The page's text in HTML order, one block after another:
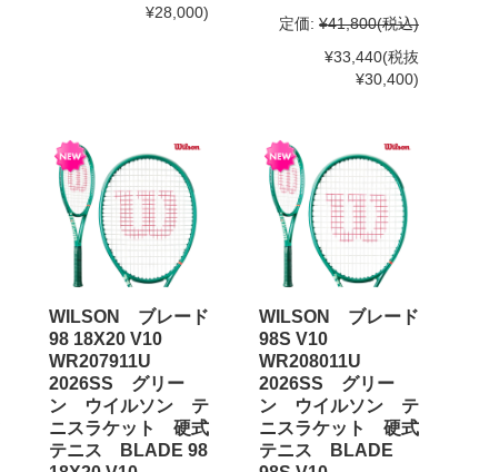
¥28,000)
定価: ¥41,800(税込)
¥33,440(税抜
¥30,400)
WILSON ブレード
98 18X20 V10
WR207911U
2026SS グリー
ン ウイルソン テ
ニスラケット 硬式
テニス BLADE 98
WILSON ブレード
98S V10
WR208011U
2026SS グリー
ン ウイルソン テ
ニスラケット 硬式
テニス BLADE